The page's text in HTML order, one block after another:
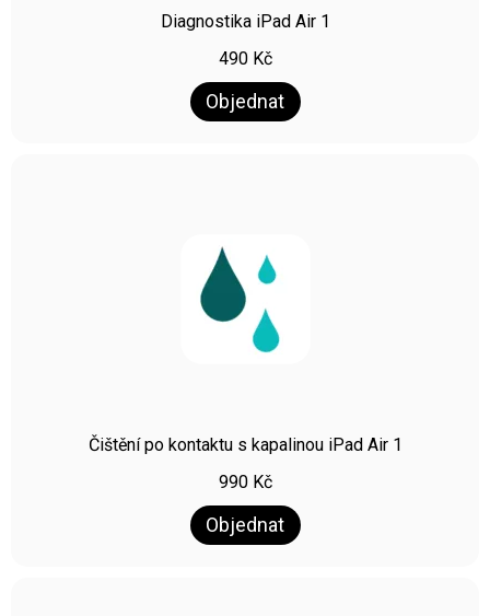
Diagnostika iPad Air 1
490 Kč
Objednat
Čištění po kontaktu s kapalinou iPad Air 1
990 Kč
Objednat